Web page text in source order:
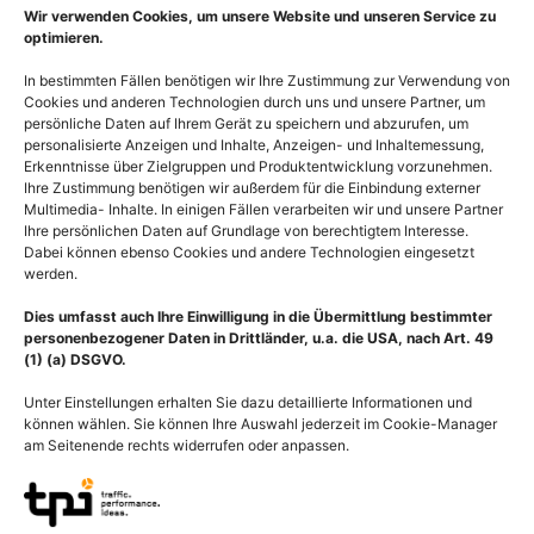
Wir verwenden Cookies, um unsere Website und unseren Service zu
optimieren.
In bestimmten Fällen benötigen wir Ihre Zustimmung zur Verwendung von
Cookies und anderen Technologien durch uns und unsere Partner, um
persönliche Daten auf Ihrem Gerät zu speichern und abzurufen, um
personalisierte Anzeigen und Inhalte, Anzeigen- und Inhaltemessung,
Erkenntnisse über Zielgruppen und Produktentwicklung vorzunehmen.
Ihre Zustimmung benötigen wir außerdem für die Einbindung externer
Multimedia- Inhalte. In einigen Fällen verarbeiten wir und unsere Partner
Ihre persönlichen Daten auf Grundlage von berechtigtem Interesse.
Dabei können ebenso Cookies und andere Technologien eingesetzt
werden.
Dies umfasst auch Ihre Einwilligung in die Übermittlung bestimmter
personenbezogener Daten in Drittländer, u.a. die USA, nach Art. 49
(1) (a) DSGVO.
Unter Einstellungen erhalten Sie dazu detaillierte Informationen und
können wählen. Sie können Ihre Auswahl jederzeit im Cookie-Manager
am Seitenende rechts widerrufen oder anpassen.
Anatomie
Penisschwellkörper im